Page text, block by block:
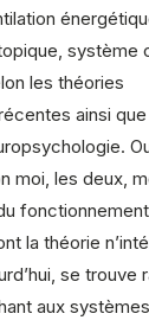
système
les théories
ainsi que
moi, les deux,
la théorie
se trouve
aux